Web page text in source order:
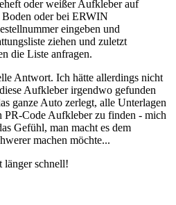
oder weißer Aufkleber auf
oder bei ERWIN
eingeben und
ziehen und zuletzt
die Liste anfragen.
Antwort. Ich hätte allerdings nicht
Aufkleber irgendwo gefunden
ganze Auto zerlegt, alle Unterlagen
PR-Code Aufkleber zu finden - mich
Gefühl, man macht es dem
machen möchte...
länger schnell!